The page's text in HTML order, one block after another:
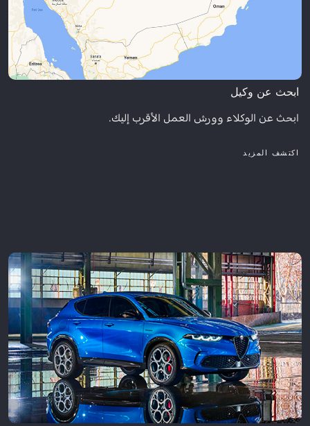
ابحث عن وكيل
ابحث عن الوكلاء وورش العمل الأقرب إليك.
اكتشف المزيد